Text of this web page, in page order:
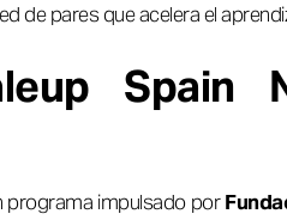
de pares que acelera el
Spain
programa impulsado por